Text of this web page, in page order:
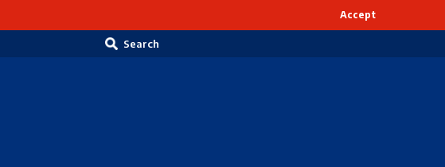
Accept
Search